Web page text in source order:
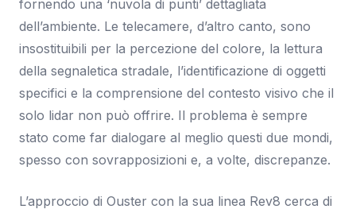
fornendo una ‘nuvola di punti’ dettagliata
dell’ambiente. Le telecamere, d’altro canto, sono
insostituibili per la percezione del colore, la lettura
della segnaletica stradale, l’identificazione di oggetti
specifici e la comprensione del contesto visivo che il
solo lidar non può offrire. Il problema è sempre
stato come far dialogare al meglio questi due mondi,
spesso con sovrapposizioni e, a volte, discrepanze.
L’approccio di Ouster con la sua linea Rev8 cerca di